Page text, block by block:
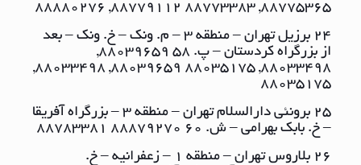
٨٨٧٧٥٣٦٥, ٨٨٧٧٣٣٨٣ ٨٨٧٧٩١١٢, ٨٨٨٨٠٢٧٦
24 برزیل تهران – منطقه ٣ – م. ونک – خ. ونک – بعد
از بزرگراه کردستان – پ. ٥٨ ٨٨٠٣٩٦٥٩,
٨٨٠٣٣٤٩٨, ٨٨٠٣٥١٧٥ ٨٨٠٣٩٦٥٩, ٨٨٠٣٣٤٩٨,
٨٨٠٣٥١٧٥
25 برونئی دارالسلام تهران – منطقه ٣ – بزرگراه آفریقا
– خ. بابک بهرامی – ش. ٦٠ ٨٨٨٧٩٢٧٠ ٨٨٧٨٣٣٨١
26 بلاروس تهران – منطقه ١ – زعفرانیه – خ.